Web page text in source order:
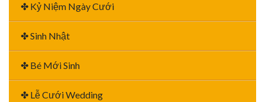
✤ Kỷ Niệm Ngày Cưới
✤ Sinh Nhật
✤ Bé Mới Sinh
✤ Lễ Cưới Wedding